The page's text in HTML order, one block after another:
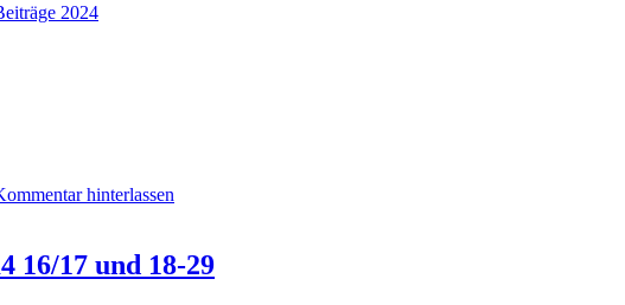
2024
hinterlassen
16/17 und 18-29